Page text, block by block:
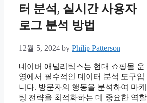
터 분석, 실시간 사용자
로그 분석 방법
12월 5, 2024 by Philip Patterson
네이버 애널리틱스는 현대 쇼핑몰 운
영에서 필수적인 데이터 분석 도구입
니다. 방문자의 행동을 분석하여 마케
팅 전략을 최적화하는 데 중요한 역할